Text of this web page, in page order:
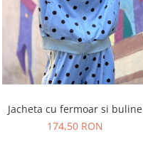
Jacheta cu fermoar si buline
174,50 RON